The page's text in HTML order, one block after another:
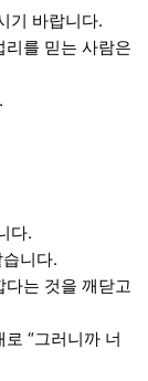
기 바랍니다.
를 믿는 사람은
다.
니다.
는 것을 깨닫고
“그러니까 너